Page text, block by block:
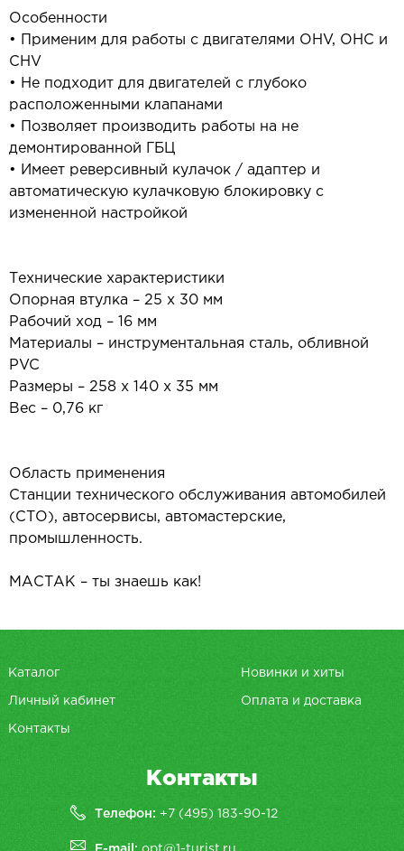
Особенности
• Применим для работы с двигателями OHV, OHC и
CHV
• Не подходит для двигателей с глубоко
расположенными клапанами
• Позволяет производить работы на не
демонтированной ГБЦ
• Имеет реверсивный кулачок / адаптер и
автоматическую кулачковую блокировку с
измененной настройкой
Технические характеристики
Опорная втулка – 25 х 30 мм
Рабочий ход – 16 мм
Материалы – инструментальная сталь, обливной
PVC
Размеры – 258 х 140 х 35 мм
Вес – 0,76 кг
Область применения
Станции технического обслуживания автомобилей
(СТО), автосервисы, автомастерские,
промышленность.
МАСТАК – ты знаешь как!
Каталог Новинки и хиты
Личный кабинет Оплата и доставка
Контакты
Контакты
Телефон: +7 (495) 183-90-12